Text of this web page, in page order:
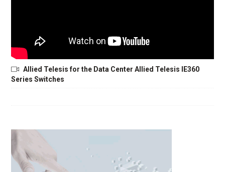
Allied Telesis for the Data Center Allied Telesis IE360
Series Switches